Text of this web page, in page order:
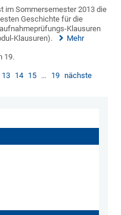
im Sommersemester 2013 die
Geschichte für die
Klausuren
Klausuren).
Mehr
19.
13 14 15 … 19 nächste